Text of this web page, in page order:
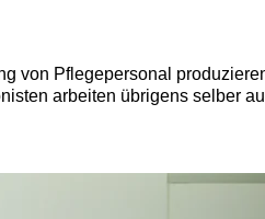
von Pflegepersonal
arbeiten übrigens selber